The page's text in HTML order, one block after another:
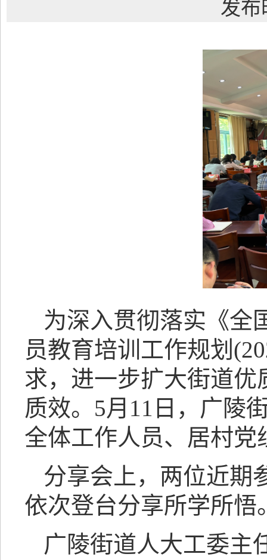
发布
为深入贯彻落实《全
员教育培训工作规划
求，进一步扩大街道
质效。5月11日，广陵
全体工作人员、居村党
分享会上，两位近期
依次登台分享所学所悟
广陵街道人大工委主